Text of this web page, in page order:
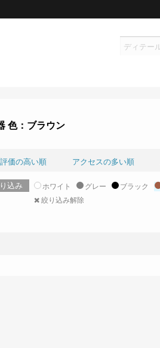
色：ブラウン
評価の高い順 アクセスの多い順
込み ホワイト グレー ブラック
絞り込み解除